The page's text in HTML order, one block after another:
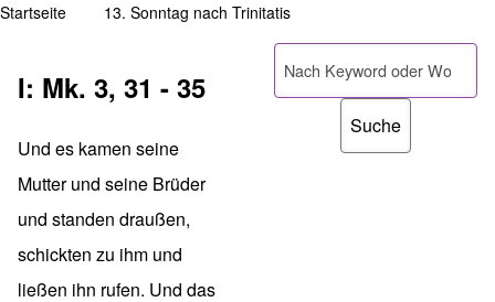
Startseite 13. Sonntag nach Trinitatis
I: Mk. 3, 31 - 35
Und es kamen seine
Mutter und seine Brüder
und standen draußen,
schickten zu ihm und
ließen ihn rufen. Und das
Suche